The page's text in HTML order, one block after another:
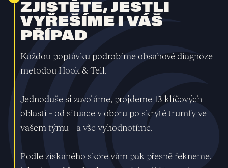
ZJISTĚTE, JESTLI
VYŘEŠÍME I VÁŠ
PŘÍPAD
Každou poptávku podrobíme obsahové diagnóze
metodou Hook & Tell.
Jednoduše si zavoláme, projdeme 13 klíčových
oblastí – od situace v oboru po skryté trumfy ve
vašem týmu – a vše vyhodnotíme.
Podle získaného skóre vám pak přesně řekneme,